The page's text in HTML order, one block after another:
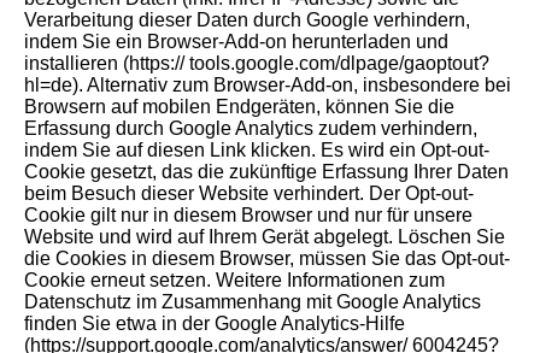
Verarbeitung dieser Daten durch Google verhindern,
indem Sie ein Browser-Add-on herunterladen und
installieren (https:// tools.google.com/dlpage/gaoptout?
hl=de). Alternativ zum Browser-Add-on, insbesondere bei
Browsern auf mobilen Endgeräten, können Sie die
Erfassung durch Google Analytics zudem verhindern,
indem Sie auf diesen Link klicken. Es wird ein Opt-out-
Cookie gesetzt, das die zukünftige Erfassung Ihrer Daten
beim Besuch dieser Website verhindert. Der Opt-out-
Cookie gilt nur in diesem Browser und nur für unsere
Website und wird auf Ihrem Gerät abgelegt. Löschen Sie
die Cookies in diesem Browser, müssen Sie das Opt-out-
Cookie erneut setzen. Weitere Informationen zum
Datenschutz im Zusammenhang mit Google Analytics
finden Sie etwa in der Google Analytics-Hilfe
(https://support.google.com/analytics/answer/ 6004245?